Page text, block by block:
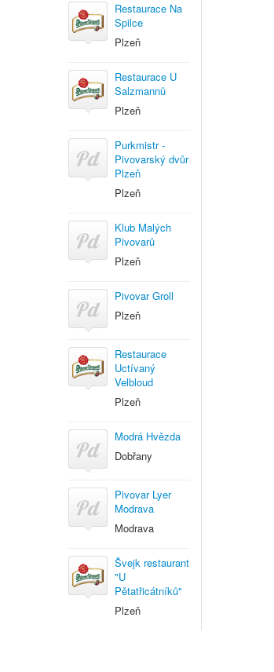
Restaurace Na
Spilce
Plzeň
Restaurace U
Salzmannů
Plzeň
Purkmistr -
Pivovarský dvůr
Plzeň
Plzeň
Klub Malých
Pivovarů
Plzeň
Pivovar Groll
Plzeň
Restaurace
Uctívaný
Velbloud
Plzeň
Modrá Hvězda
Dobřany
Pivovar Lyer
Modrava
Modrava
Švejk restaurant
"U
Pětatřicátníků"
Plzeň